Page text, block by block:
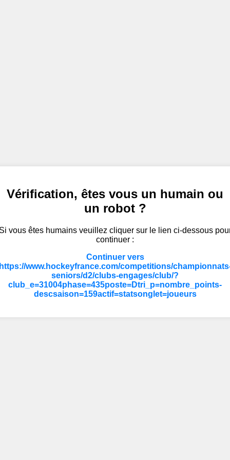
Vérification, êtes vous un humain ou
un robot ?
vous êtes humains veuillez cliquer sur le lien ci-dessous
continuer :
Continuer vers
www.hockeyfrance.com/competitions/
seniors/d2/clubs-engages/club/?
club_e=31004phase=435poste=Dtri_p=nombre_points-
descsaison=159actif=statsonglet=joueurs